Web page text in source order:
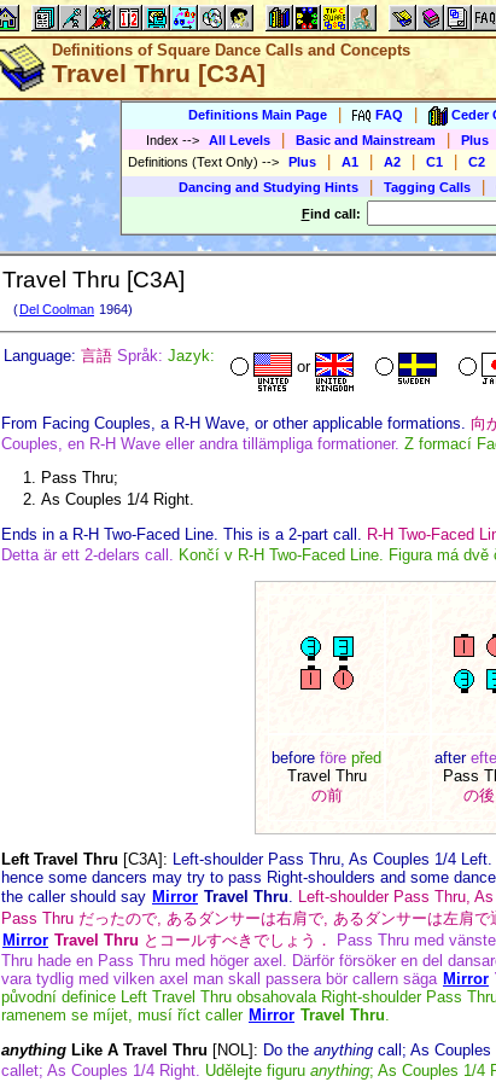
Definitions of Square Dance Calls and Concepts
Travel Thru [C3A]
Definitions Main Page FAQ Ceder
Index --> All Levels Basic and Mainstream Plus
Definitions (Text Only) --> Plus A1 A2 C1 C2
Dancing and Studying Hints
Tagging Calls
Find call:
Travel Thru [C3A]
( Del Coolman 1964)
Language: 言語 Språk: Jazyk:
or
From Facing Couples, a R-H Wave, or other applicable formations. 向
Couples, en R-H Wave eller andra tillämpliga formationer. Z formací
Pass Thru;
As Couples 1/4 Right.
Ends in a R-H Two-Faced Line. This is a 2-part call. R-H Two-Faced
Detta är ett 2-delars call. Končí v R-H Two-Faced Line. Figura má dvě
before före před
Travel Thru
の前
after
Pass
の後
Left Travel Thru [C3A] :
Left-shoulder Pass Thru, As Couples 1/4
hence some dancers may try to pass Right-shoulders and some
the caller should say Mirror Travel Thru
Left-shoulder Pass Thru,
Pass Thru だったので, あるダンサーは右肩で, あるダンサーは左肩
Mirror Travel Thru とコールすべきでしょう．
Pass Thru med
Thru hade en Pass Thru med höger axel. Därför försöker en del
vara tydlig med vilken axel man skall passera bör callern säga Mirror
původní definice Left Travel Thru obsahovala Right-shoulder Pass
ramenem se míjet, musí říct caller Mirror Travel Thru
anything Like A Travel Thru [NOL] : Do the anything call; As Couples
callet; As Couples 1/4 Right. Udělejte figuru anything; As Couples 1/4